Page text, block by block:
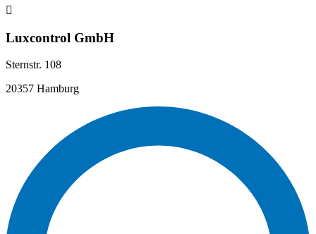
Luxcontrol GmbH
Sternstr. 108
20357 Hamburg